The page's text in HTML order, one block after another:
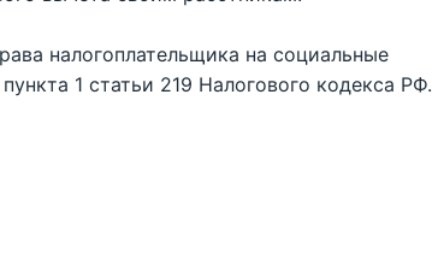
налогоплательщика на социальные
1 статьи 219 Налогового кодекса РФ.